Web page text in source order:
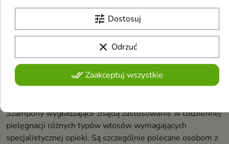
intensywnie nawilża, wygładza i
łamliwością
3,66 £4,46 £
do włosów 280 ml
Luksusowy szampon
złotem i kwiatem gardenii, który
intensywnie regeneruje, nawilża
gładkość oraz zdrowy blask
9,82 £
Pokazano 1-16 z 16 pozycji
Dla kogo sprawdzą się szampony
Szampony wygładzające znajdą zastosowanie w codziennej
pielęgnacji różnych typów włosów wymagających
specjalistycznej opieki. Są szczególnie polecane osobom z
tune Dostosuj
clear Odrzuć
done_allZaakceptuj wszystkie